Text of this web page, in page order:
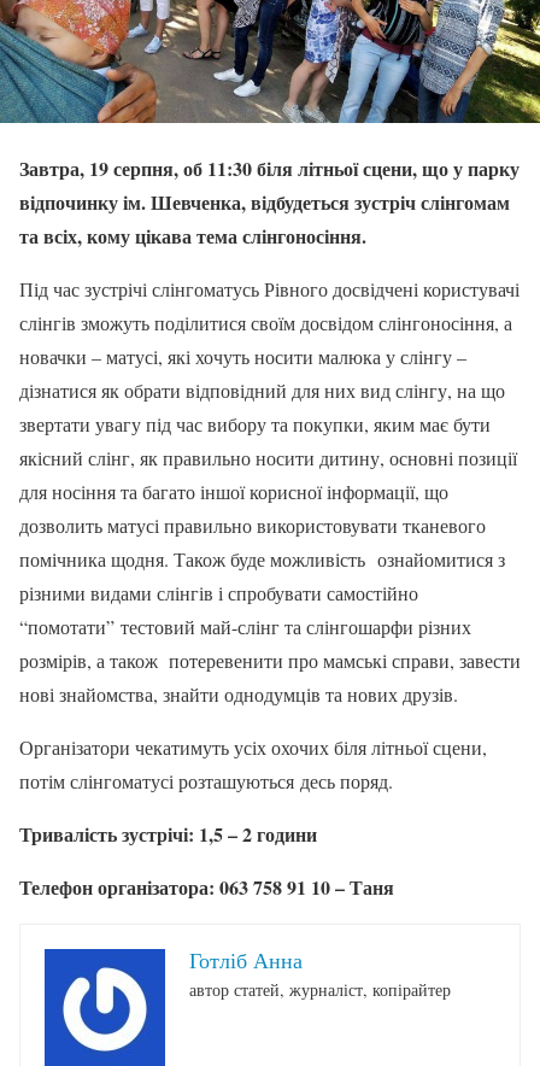
Завтра, 19 серпня, об 11:30 біля літньої сцени, що у парку
відпочинку ім. Шевченка, відбудеться зустріч слінгомам
та всіх, кому цікава тема слінгоносіння.
Під час зустрічі слінгоматусь Рівного досвідчені користувачі
слінгів зможуть поділитися своїм досвідом слінгоносіння, а
новачки – матусі, які хочуть носити малюка у слінгу –
дізнатися як обрати відповідний для них вид слінгу, на що
звертати увагу під час вибору та покупки, яким має бути
якісний слінг, як правильно носити дитину, основні позиції
для носіння та багато іншої корисної інформації, що
дозволить матусі правильно використовувати тканевого
помічника щодня. Також буде можливість ознайомитися з
різними видами слінгів і спробувати самостійно
“помотати” тестовий май-слінг та слінгошарфи різних
розмірів, а також потеревенити про мамські справи, завести
нові знайомства, знайти однодумців та нових друзів.
Організатори чекатимуть усіх охочих біля літньої сцени,
потім слінгоматусі розташуються десь поряд.
Тривалість зустрічі: 1,5 – 2 години
Телефон організатора: 063 758 91 10 – Таня
Готліб Анна
автор статей, журналіст, копірайтер